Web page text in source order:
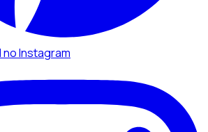
Instagram